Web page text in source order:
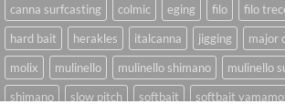
canna surfcasting
colmic eging filo filo
hard bait
herakles italcanna jigging major
molix
mulinello mulinello shimano mulinello
shimano
slow pitch softbait softbait